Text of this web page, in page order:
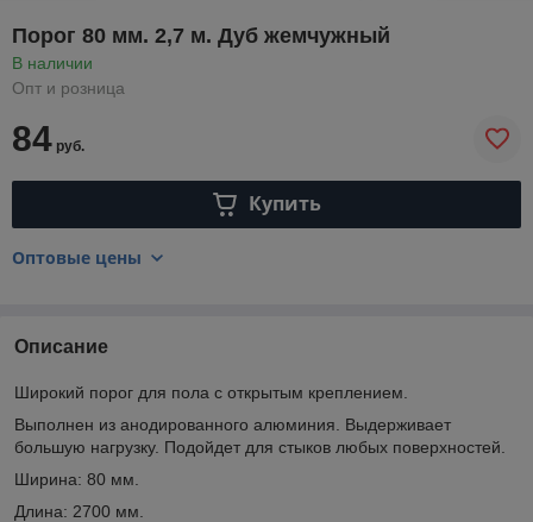
Порог 80 мм. 2,7 м. Дуб жемчужный
В наличии
Опт и розница
84 руб.
Купить
Оптовые цены
Описание
Широкий порог для пола с открытым креплением.
Выполнен из анодированного алюминия. Выдерживает
большую нагрузку. Подойдет для стыков любых поверхностей.
Ширина: 80 мм.
Длина: 2700 мм.